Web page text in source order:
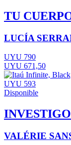
TU
LUCÍA
UYU 790
UYU 671,50
UYU 593
Disponible
VALÉRIE